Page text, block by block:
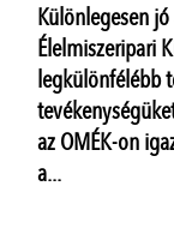
Különlegesen
Élelmiszeripari
legkülönfélébb
az OMÉK-on
a...